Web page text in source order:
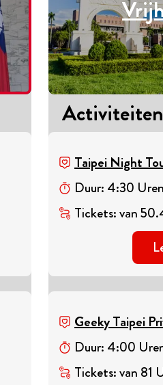
Taipei Night
Duur: 4:30 Uren
Tickets:van
Geeky Taipei
Duur: 4:00
Tickets:van 81